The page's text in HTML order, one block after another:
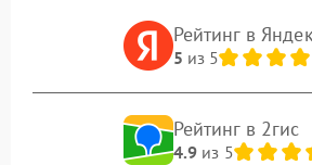
Рейтинг в
5 из 5
Рейтинг в 2гис
4.9из 5